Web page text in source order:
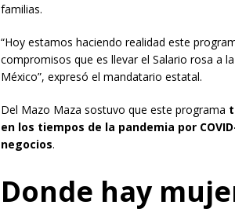
familias.
“Hoy estamos haciendo realidad este
compromisos que es llevar el Salario rosa a
México”, expresó el mandatario estatal.
Del Mazo Maza sostuvo que este programa
en los tiempos de la pandemia por
negocios.
Donde hay